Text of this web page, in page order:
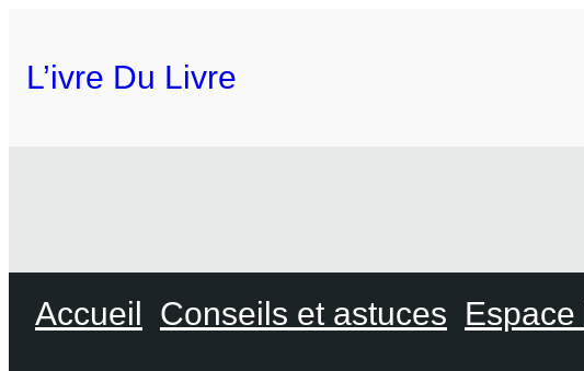
L’ivre Du Livre
Accueil Conseils et astuces Espace